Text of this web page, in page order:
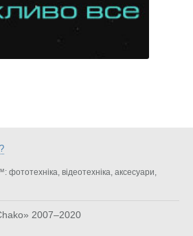
відеотехніка, аксесуари,
2007–2020